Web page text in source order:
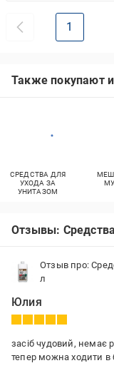
1
Также покупают
СРЕДСТВА ДЛЯ
УХОДА ЗА
УНИТАЗОМ
Отзывы:
Отзыв про:
л
Юлия
засіб чудовий, немає
тепер можна ходити в